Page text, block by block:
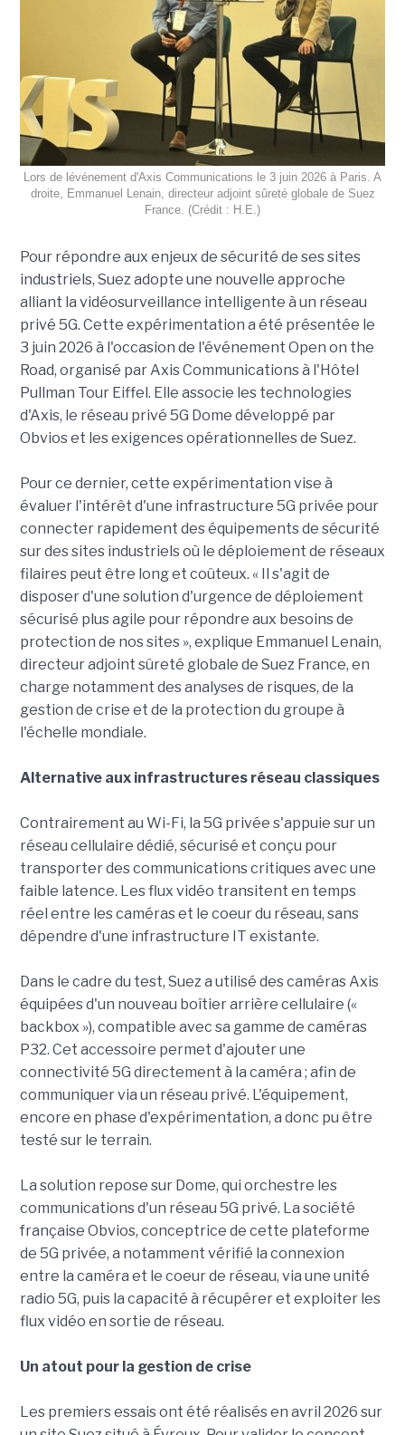
Lors de lévénement d'Axis Communications le 3 juin 2026 à Paris. A
droite, Emmanuel Lenain, directeur adjoint sûreté globale de Suez
France. (Crédit : H.E.)
Pour répondre aux enjeux de sécurité de ses sites
industriels, Suez adopte une nouvelle approche
alliant la vidéosurveillance intelligente à un réseau
privé 5G. Cette expérimentation a été présentée le
3 juin 2026 à l'occasion de l'événement Open on the
Road, organisé par Axis Communications à l'Hôtel
Pullman Tour Eiffel. Elle associe les technologies
d'Axis, le réseau privé 5G Dome développé par
Obvios et les exigences opérationnelles de Suez.
Pour ce dernier, cette expérimentation vise à
évaluer l'intérêt d'une infrastructure 5G privée pour
connecter rapidement des équipements de sécurité
sur des sites industriels où le déploiement de réseaux
filaires peut être long et coûteux. « Il s'agit de
disposer d'une solution d'urgence de déploiement
sécurisé plus agile pour répondre aux besoins de
protection de nos sites », explique Emmanuel Lenain,
directeur adjoint sûreté globale de Suez France, en
charge notamment des analyses de risques, de la
gestion de crise et de la protection du groupe à
l'échelle mondiale.
Alternative aux infrastructures réseau classiques
Contrairement au Wi-Fi, la 5G privée s'appuie sur un
réseau cellulaire dédié, sécurisé et conçu pour
transporter des communications critiques avec une
faible latence. Les flux vidéo transitent en temps
réel entre les caméras et le coeur du réseau, sans
dépendre d'une infrastructure IT existante.
Dans le cadre du test, Suez a utilisé des caméras Axis
équipées d'un nouveau boîtier arrière cellulaire («
backbox »), compatible avec sa gamme de caméras
P32. Cet accessoire permet d'ajouter une
connectivité 5G directement à la caméra ; afin de
communiquer via un réseau privé. L'équipement,
encore en phase d'expérimentation, a donc pu être
testé sur le terrain.
La solution repose sur Dome, qui orchestre les
communications d'un réseau 5G privé. La société
française Obvios, conceptrice de cette plateforme
de 5G privée, a notamment vérifié la connexion
entre la caméra et le coeur de réseau, via une unité
radio 5G, puis la capacité à récupérer et exploiter les
flux vidéo en sortie de réseau.
Un atout pour la gestion de crise
Les premiers essais ont été réalisés en avril 2026 sur